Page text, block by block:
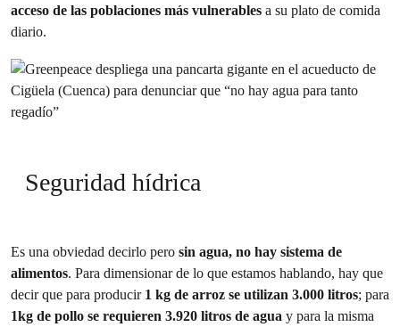
acceso de las poblaciones más vulnerables a su plato de comida
diario.
Seguridad hídrica
Es una obviedad decirlo pero sin agua, no hay sistema de
alimentos. Para dimensionar de lo que estamos hablando, hay que
decir que para producir 1 kg de arroz se utilizan 3.000 litros; para
1kg de pollo se requieren 3.920 litros de agua y para la misma